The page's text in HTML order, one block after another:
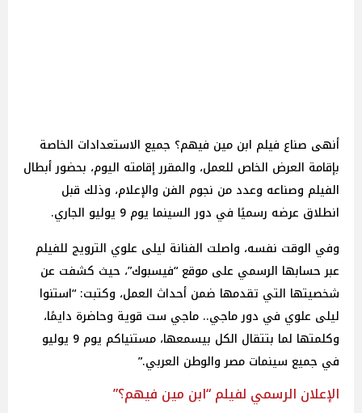
أنهى صناع فيلم ابن مين فيهم؟ جميع الاستعدادات الخاصة
بإقامة العرض الخاص للعمل، والمقرر إقامته اليوم، بحضور أبطال
الفيلم وصناعه وعدد من نجوم الفن والإعلام، وذلك قبل
انطلاق عرضه رسميًا في دور السينما يوم 9 يوليو الجاري.
وفي الوقت نفسه، واصلت الفنانة ليلى علوي الترويج للفيلم
عبر حسابها الرسمي على موقع “فيسبوك”، حيث كشفت عن
شخصيتها التي تقدمها ضمن أحداث العمل، وكتبت: “استنوا
ليلى علوي في دور ماجي.. ماجي ست قوية وحاضرة دايمًا،
وكلمتها لما بتتقال الكل بيسمعها، مستنياكم يوم 9 يوليو
في جميع سينمات مصر والوطن العربي.”
الإعلان الرسمي لفيلم “ابن مين فيهم؟”